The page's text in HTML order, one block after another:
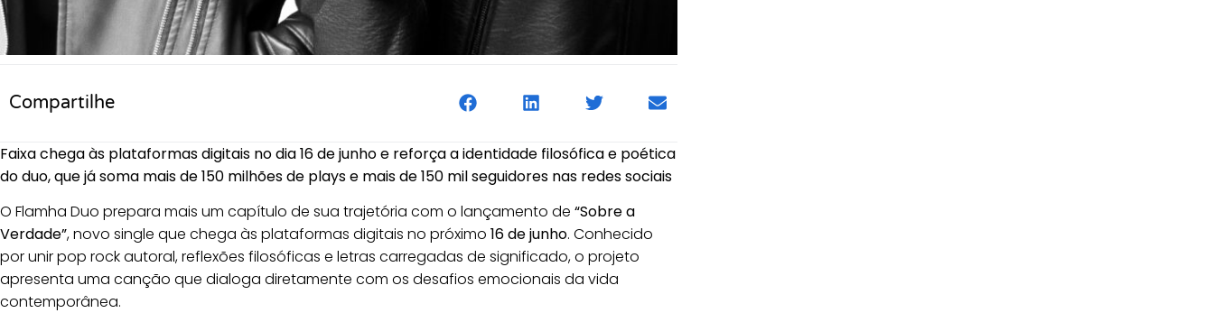
Compartilhe
Faixa chega às plataformas digitais no dia 16 de junho e reforça a identidade filosófica e poética
do duo, que já soma mais de 150 milhões de plays e mais de 150 mil seguidores nas redes sociais
O Flamha Duo prepara mais um capítulo de sua trajetória com o lançamento de “Sobre a
Verdade”, novo single que chega às plataformas digitais no próximo 16 de junho. Conhecido
por unir pop rock autoral, reflexões filosóficas e letras carregadas de significado, o projeto
apresenta uma canção que dialoga diretamente com os desafios emocionais da vida
contemporânea.